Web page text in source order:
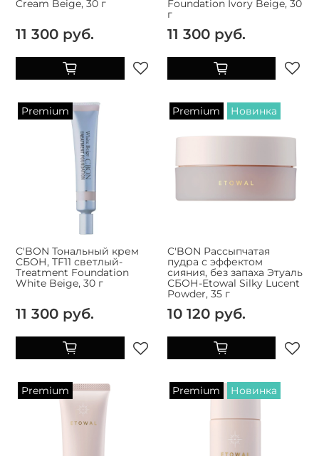
Cream Beige, 30 г
11 300 руб.
Foundation Ivory Beige, 30
г
11 300 руб.
Premium
C'BON Тональный крем
СБОН, TF11 светлый-
Treatment Foundation
White Beige, 30 г
11 300 руб.
Premium Новинка
C'BON Рассыпчатая
пудра с эффектом
сияния, без запаха Этуаль
СБОН-Etowal Silky Lucent
Powder, 35 г
10 120 руб.
Premium Premium Новинка